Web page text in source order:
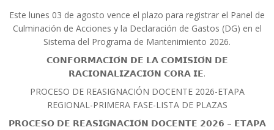
Este lunes 03 de agosto vence el plazo para registrar el Panel de
Culminación de Acciones y la Declaración de Gastos (DG) en el
Sistema del Programa de Mantenimiento 2026.
𝗖𝗢𝗡𝗙𝗢𝗥𝗠𝗔𝗖𝗜𝗢́𝗡 𝗗𝗘 𝗟𝗔 𝗖𝗢𝗠𝗜𝗦𝗜𝗢́𝗡 𝗗𝗘
𝗥𝗔𝗖𝗜𝗢𝗡𝗔𝗟𝗜𝗭𝗔𝗖𝗜𝗢́𝗡 𝗖𝗢𝗥𝗔 𝗜𝗘.
PROCESO DE REASIGNACIÓN DOCENTE 2026-ETAPA
REGIONAL-PRIMERA FASE-LISTA DE PLAZAS
𝗣𝗥𝗢𝗖𝗘𝗦𝗢 𝗗𝗘 𝗥𝗘𝗔𝗦𝗜𝗚𝗡𝗔𝗖𝗜𝗢́𝗡 𝗗𝗢𝗖𝗘𝗡𝗧𝗘 𝟮𝟬𝟮𝟲 – 𝗘𝗧𝗔𝗣𝗔